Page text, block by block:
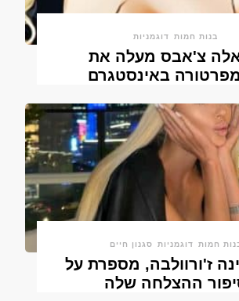
בנות חמות דוגמניות
צ'אבס מעלה את
באינסטגרם
חמות דוגמניות סגנון חיים
ז'ורוולבה, מספרת על
ההצלחה שלה